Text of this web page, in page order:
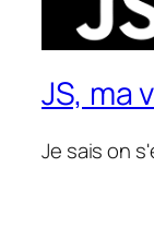
JS, ma
Je sais on